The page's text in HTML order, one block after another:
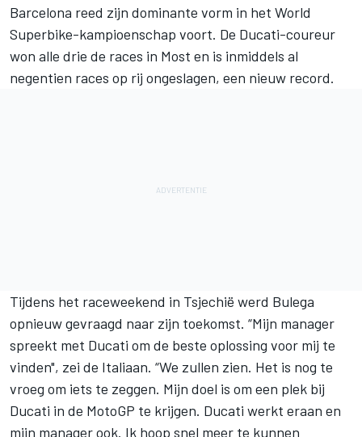
Barcelona reed zijn dominante vorm in het World
Superbike-kampioenschap voort. De Ducati-coureur
won alle drie de races in Most en is inmiddels al
negentien races op rij ongeslagen, een nieuw record.
Tijdens het raceweekend in Tsjechië werd Bulega
opnieuw gevraagd naar zijn toekomst. “Mijn manager
spreekt met Ducati om de beste oplossing voor mij te
vinden", zei de Italiaan. “We zullen zien. Het is nog te
vroeg om iets te zeggen. Mijn doel is om een plek bij
Ducati in de MotoGP te krijgen. Ducati werkt eraan en
mijn manager ook. Ik hoop snel meer te kunnen